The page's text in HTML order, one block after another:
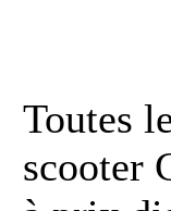
Toutes
scooter